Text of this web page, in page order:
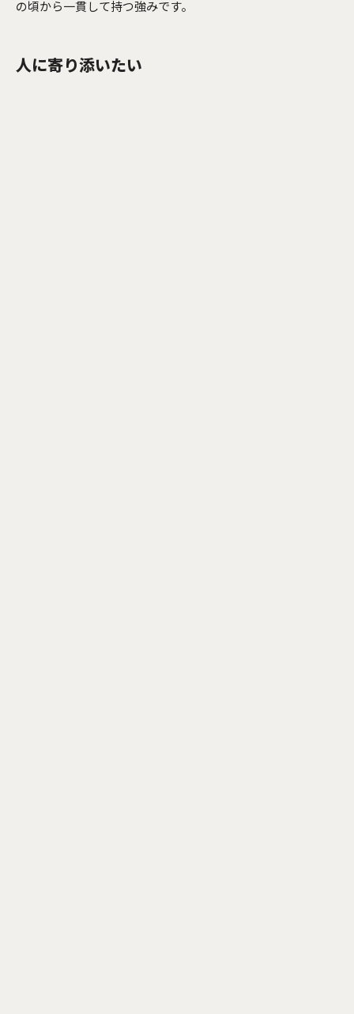
の頃から一貫して持つ強みです。
人に寄り添いたい